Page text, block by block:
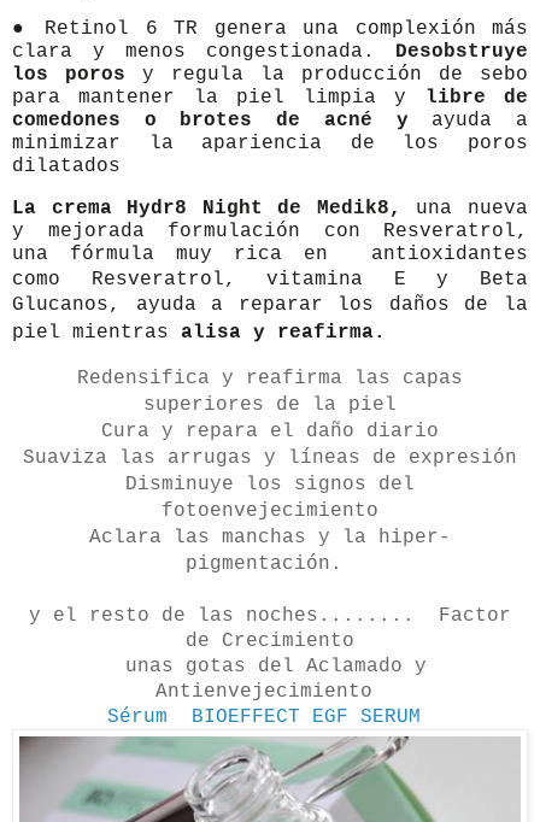
● Retinol 6 TR genera una complexión más
clara y menos congestionada. Desobstruye
los poros y regula la producción de sebo
para mantener la piel limpia y
libre de
comedones o brotes de acné y ayuda a
minimizar la apariencia de los poros
dilatados
La crema Hydr8 Night de Medik8,
una nueva
y mejorada formulación con Resveratrol,
una fórmula muy rica en
antioxidantes
como Resveratrol, vitamina E y Beta
Glucanos, ayuda a reparar los daños de la
piel mientras alisa y reafirma.
Redensifica y reafirma las capas
superiores de la piel
Cura y repara el daño diario
Suaviza las arrugas y líneas de expresión
Disminuye los signos del
fotoenvejecimiento
Aclara las manchas y la hiper-
pigmentación.
y el resto de las noches........ Factor
de Crecimiento
unas gotas del Aclamado y
Antienvejecimiento
Sérum
BIOEFFECT EGF SERUM